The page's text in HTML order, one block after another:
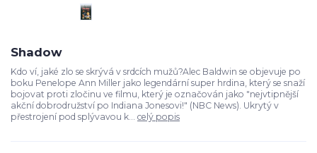
Shadow
Kdo ví, jaké zlo se skrývá v srdcích mužů?Alec Baldwin se objevuje po
boku Penelope Ann Miller jako legendární super hrdina, který se snaží
bojovat proti zločinu ve filmu, který je označován jako "nejvtipnější
akční dobrodružství po Indiana Jonesovi!" (NBC News). Ukrytý v
přestrojení pod splývavou k... celý popis